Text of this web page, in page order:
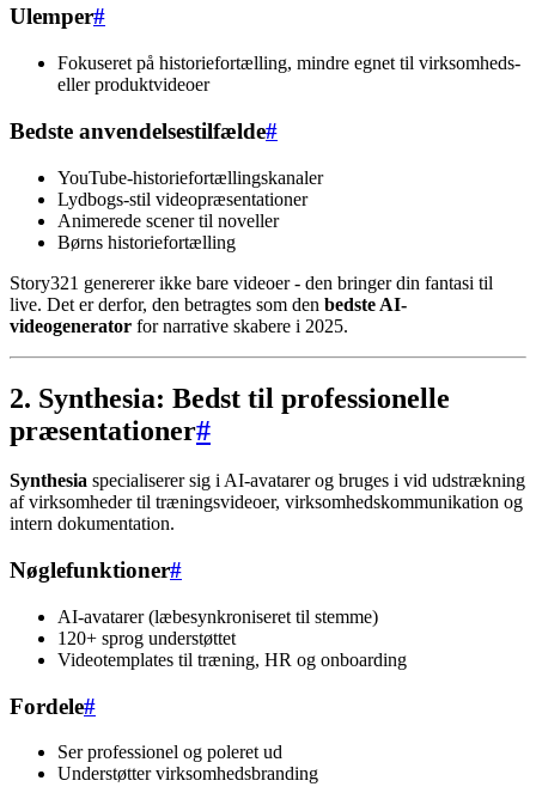
Ulemper#
Fokuseret på historiefortælling, mindre egnet til virksomheds-
eller produktvideoer
Bedste anvendelsestilfælde#
YouTube-historiefortællingskanaler
Lydbogs-stil videopræsentationer
Animerede scener til noveller
Børns historiefortælling
Story321 genererer ikke bare videoer - den bringer din fantasi til
live. Det er derfor, den betragtes som den bedste AI-
videogenerator for narrative skabere i 2025.
2. Synthesia: Bedst til professionelle
præsentationer#
Synthesia specialiserer sig i AI-avatarer og bruges i vid udstrækning
af virksomheder til træningsvideoer, virksomhedskommunikation og
intern dokumentation.
Nøglefunktioner#
AI-avatarer (læbesynkroniseret til stemme)
120+ sprog understøttet
Videotemplates til træning, HR og onboarding
Fordele#
Ser professionel og poleret ud
Understøtter virksomhedsbranding